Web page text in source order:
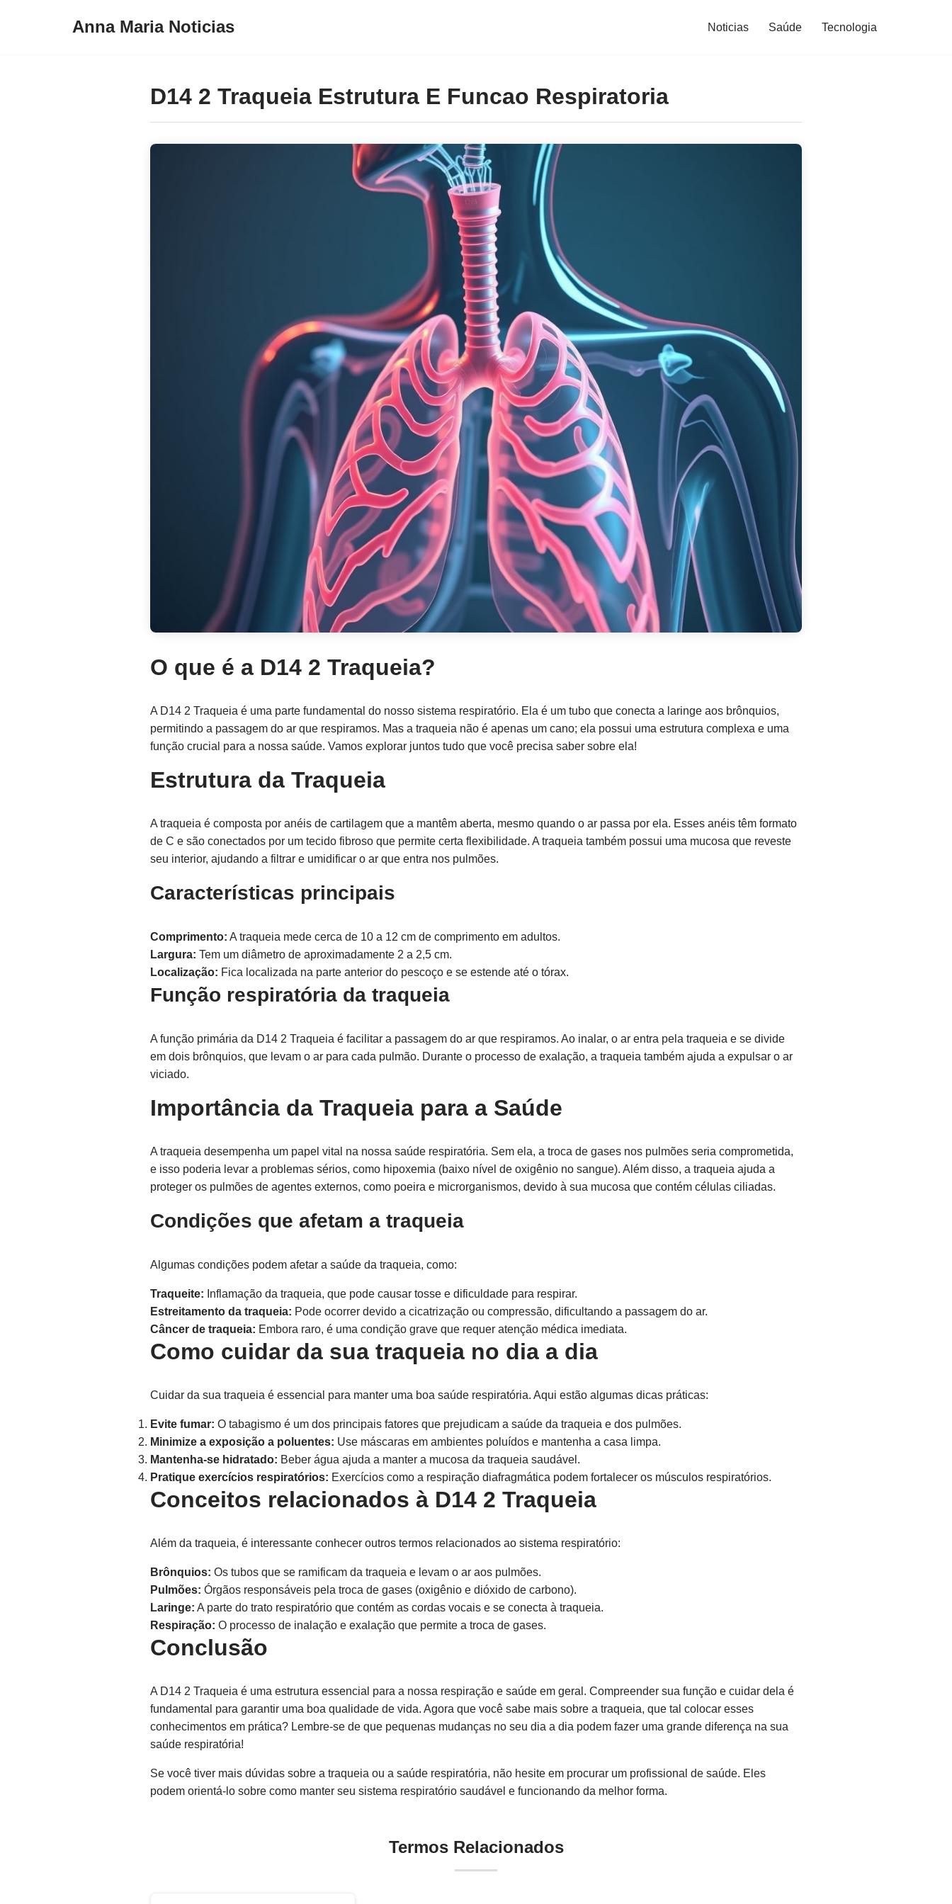
Anna Maria Noticias Noticias Saúde Tecnologia
D14 2 Traqueia Estrutura E Funcao Respiratoria
O que é a D14 2 Traqueia?
A D14 2 Traqueia é uma parte fundamental do nosso sistema respiratório. Ela é um tubo que conecta a laringe aos brônquios,
permitindo a passagem do ar que respiramos. Mas a traqueia não é apenas um cano; ela possui uma estrutura complexa e uma
função crucial para a nossa saúde. Vamos explorar juntos tudo que você precisa saber sobre ela!
Estrutura da Traqueia
A traqueia é composta por anéis de cartilagem que a mantêm aberta, mesmo quando o ar passa por ela. Esses anéis têm formato
de C e são conectados por um tecido fibroso que permite certa flexibilidade. A traqueia também possui uma mucosa que reveste
seu interior, ajudando a filtrar e umidificar o ar que entra nos pulmões.
Características principais
Comprimento: A traqueia mede cerca de 10 a 12 cm de comprimento em adultos.
Largura: Tem um diâmetro de aproximadamente 2 a 2,5 cm.
Localização: Fica localizada na parte anterior do pescoço e se estende até o tórax.
Função respiratória da traqueia
A função primária da D14 2 Traqueia é facilitar a passagem do ar que respiramos. Ao inalar, o ar entra pela traqueia e se divide
em dois brônquios, que levam o ar para cada pulmão. Durante o processo de exalação, a traqueia também ajuda a expulsar o ar
viciado.
Importância da Traqueia para a Saúde
A traqueia desempenha um papel vital na nossa saúde respiratória. Sem ela, a troca de gases nos pulmões seria comprometida,
e isso poderia levar a problemas sérios, como hipoxemia (baixo nível de oxigênio no sangue). Além disso, a traqueia ajuda a
proteger os pulmões de agentes externos, como poeira e microrganismos, devido à sua mucosa que contém células ciliadas.
Condições que afetam a traqueia
Algumas condições podem afetar a saúde da traqueia, como:
Traqueite: Inflamação da traqueia, que pode causar tosse e dificuldade para respirar.
Estreitamento da traqueia: Pode ocorrer devido a cicatrização ou compressão, dificultando a passagem do ar.
Câncer de traqueia: Embora raro, é uma condição grave que requer atenção médica imediata.
Como cuidar da sua traqueia no dia a dia
Cuidar da sua traqueia é essencial para manter uma boa saúde respiratória. Aqui estão algumas dicas práticas:
Evite fumar: O tabagismo é um dos principais fatores que prejudicam a saúde da traqueia e dos pulmões.
Minimize a exposição a poluentes: Use máscaras em ambientes poluídos e mantenha a casa limpa.
Mantenha-se hidratado: Beber água ajuda a manter a mucosa da traqueia saudável.
Pratique exercícios respiratórios: Exercícios como a respiração diafragmática podem fortalecer os músculos respiratórios.
Conceitos relacionados à D14 2 Traqueia
Além da traqueia, é interessante conhecer outros termos relacionados ao sistema respiratório:
Brônquios: Os tubos que se ramificam da traqueia e levam o ar aos pulmões.
Pulmões: Órgãos responsáveis pela troca de gases (oxigênio e dióxido de carbono).
Laringe: A parte do trato respiratório que contém as cordas vocais e se conecta à traqueia.
Respiração: O processo de inalação e exalação que permite a troca de gases.
Conclusão
A D14 2 Traqueia é uma estrutura essencial para a nossa respiração e saúde em geral. Compreender sua função e cuidar dela é
fundamental para garantir uma boa qualidade de vida. Agora que você sabe mais sobre a traqueia, que tal colocar esses
conhecimentos em prática? Lembre-se de que pequenas mudanças no seu dia a dia podem fazer uma grande diferença na sua
saúde respiratória!
Se você tiver mais dúvidas sobre a traqueia ou a saúde respiratória, não hesite em procurar um profissional de saúde. Eles
podem orientá-lo sobre como manter seu sistema respiratório saudável e funcionando da melhor forma.
Termos Relacionados